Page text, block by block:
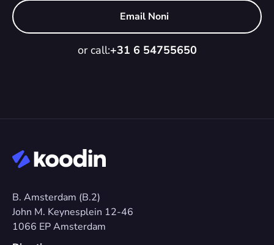
Email Noni
or call:+31 6 54755650
B. Amsterdam (B.2)
John M. Keynesplein 12-46
1066 EP Amsterdam